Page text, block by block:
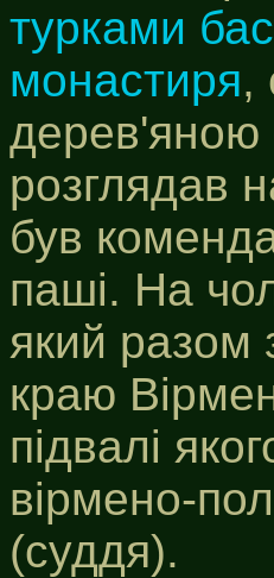
турками
монастиря,
дерев'яною
розглядав
був
паші. На
який разом
краю
підвалі
вірмено-
(суддя).